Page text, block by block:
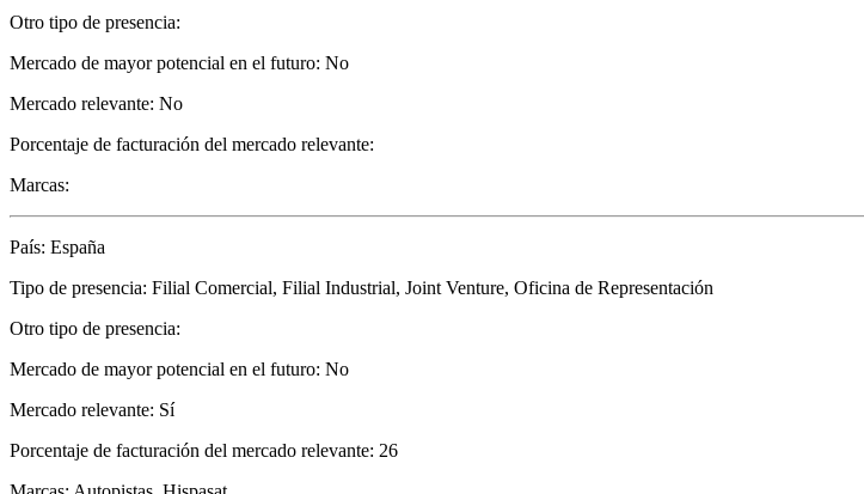
Otro tipo de presencia:
Mercado de mayor potencial en el futuro: No
Mercado relevante: No
Porcentaje de facturación del mercado relevante:
Marcas:
País: España
Tipo de presencia: Filial Comercial, Filial Industrial, Joint Venture, Oficina de Representación
Otro tipo de presencia:
Mercado de mayor potencial en el futuro: No
Mercado relevante: Sí
Porcentaje de facturación del mercado relevante: 26